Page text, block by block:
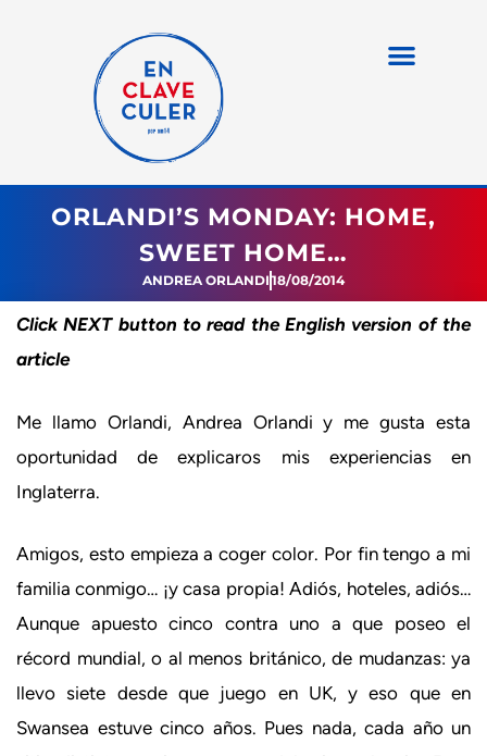
ORLANDI’S MONDAY: HOME,
SWEET HOME…
ANDREA ORLANDI 18/08/2014
Click NEXT button to read the English version of the
article
Me llamo Orlandi, Andrea Orlandi y me gusta esta
oportunidad de explicaros mis experiencias en
Inglaterra.
Amigos, esto empieza a coger color. Por fin tengo a mi
familia conmigo… ¡y casa propia! Adiós, hoteles, adiós…
Aunque apuesto cinco contra uno a que poseo el
récord mundial, o al menos británico, de mudanzas: ya
llevo siete desde que juego en UK, y eso que en
Swansea estuve cinco años. Pues nada, cada año un